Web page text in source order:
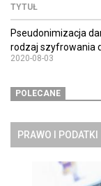
TYTUŁ
Pseudonimizacja
rodzaj szyfrowania
2020-08-03
POLECANE
PRAWO I PODATKI